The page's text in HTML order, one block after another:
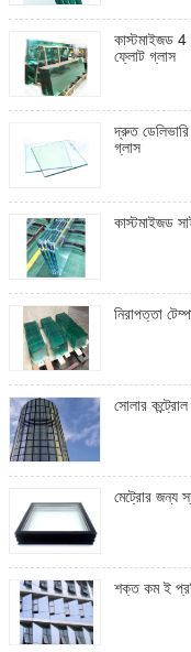
কাস্টমাইজড 4
ফ্লোট গ্লাস
দ্রুত
গ্লাস
কাস্টমাইজড
নিরাপত্তা
সোলার
মেট্রোর জন্য
শক্ত কম ই